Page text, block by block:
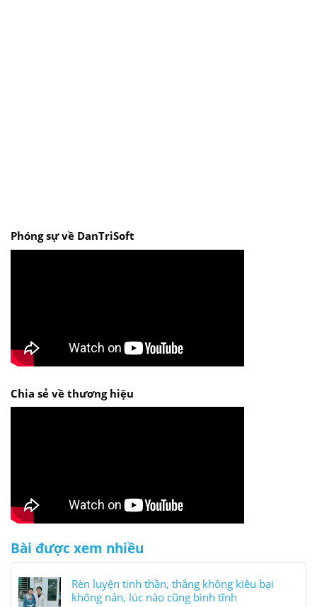
Phóng sự về DanTriSoft
Chia sẻ về thương hiệu
Bài được xem nhiều
Rèn luyện tinh thần, thắng không kiêu bại
không nản, lúc nào cũng bình tĩnh